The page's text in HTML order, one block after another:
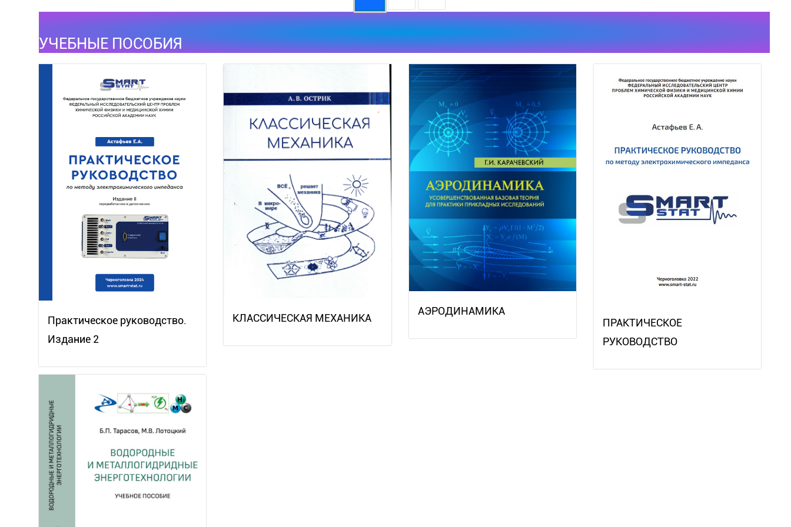
УЧЕБНЫЕ ПОСОБИЯ
Практическое руководство.
Издание 2
КЛАССИЧЕСКАЯ МЕХАНИКА
АЭРОДИНАМИКА
ПРАКТИЧЕСКОЕ
РУКОВОДСТВО